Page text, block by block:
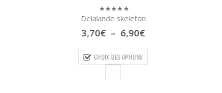
0
5
Delalande skeleton
3,70€ – 6,90€Plage
prix :
3,70€
à
CHOIX DES OPTIONS